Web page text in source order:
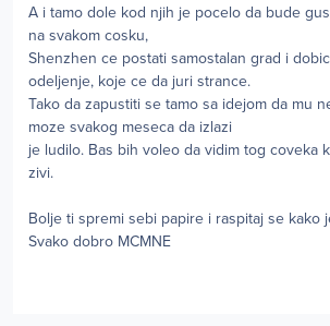
A i tamo dole kod njih je pocelo da bude
na svakom cosku,
Shenzhen ce postati samostalan grad i
odeljenje, koje ce da juri strance.
Tako da zapustiti se tamo sa idejom da mu
moze svakog meseca da izlazi
je ludilo. Bas bih voleo da vidim tog coveka
zivi.
Bolje ti spremi sebi papire i raspitaj se kako
Svako dobro MCMNE